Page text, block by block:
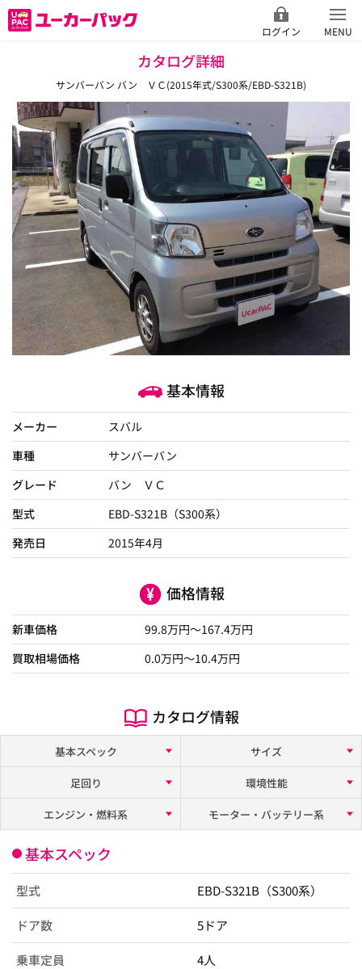
ログイン MENU
カタログ詳細
サンバーバン バン ＶＣ(2015年式/S300系/EBD-S321B)
基本情報
メーカー
スバル
車種
サンバーバン
グレード
バン ＶＣ
型式
EBD-S321B（S300系）
発売日
2015年4月
価格情報
新車価格 99.8万円～167.4万円
買取相場価格
0.0万円〜10.4万円
カタログ情報
基本スペック
サイズ
足回り
環境性能
エンジン・燃料系
モーター・バッテリー系
基本スペック
型式 EBD-S321B（S300系）
ドア数 5ドア
乗車定員 4人